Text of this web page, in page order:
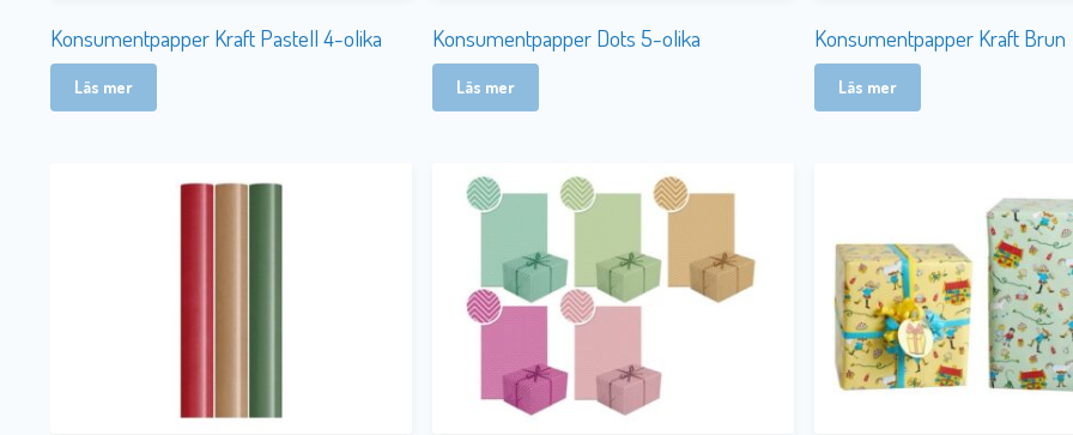
Konsumentpapper Kraft Pastell 4-olika
Läs mer
Konsumentpapper Dots 5-olika
Läs mer
Konsumentpapper Kraft Brun
Läs mer